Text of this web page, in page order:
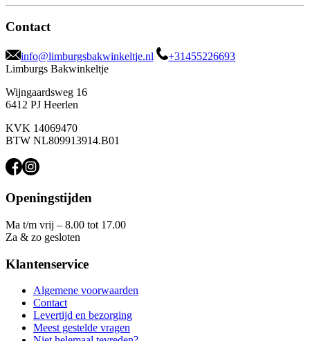
Contact
info@limburgsbakwinkeltje.nl
+31455226693
Limburgs Bakwinkeltje
Wijngaardsweg 16
6412 PJ Heerlen
KVK 14069470
BTW NL809913914.B01
Openingstijden
Ma t/m vrij – 8.00 tot 17.00
Za & zo gesloten
Klantenservice
Algemene voorwaarden
Contact
Levertijd en bezorging
Meest gestelde vragen